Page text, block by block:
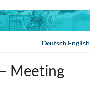
Deutsch English
Meeting